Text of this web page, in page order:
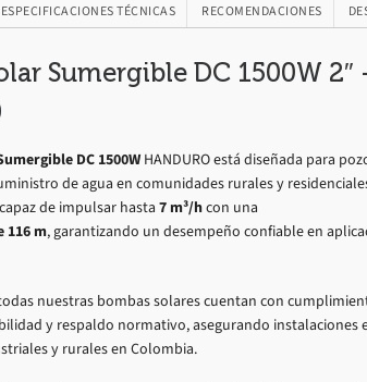
ESPECIFICACIONES TÉCNICAS RECOMENDACIONES
Sumergible DC 1500W
DC 1500W HANDURO está diseñada para
de agua en comunidades rurales y
de impulsar hasta 7 m³/hcon una
116 m, garantizando un desempeño confiable en
nuestras bombas solares cuentan con
y respaldo normativo, asegurando instalaciones
y rurales en Colombia.